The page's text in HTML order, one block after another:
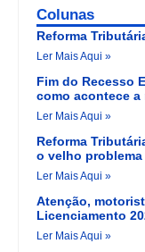
Colunas
Reforma
Ler Mais Aqui »
Fim do Recesso
como acontece
Ler Mais Aqui »
Reforma
o velho
Ler Mais Aqui »
Atenção,
Licenciamento
Ler Mais Aqui »